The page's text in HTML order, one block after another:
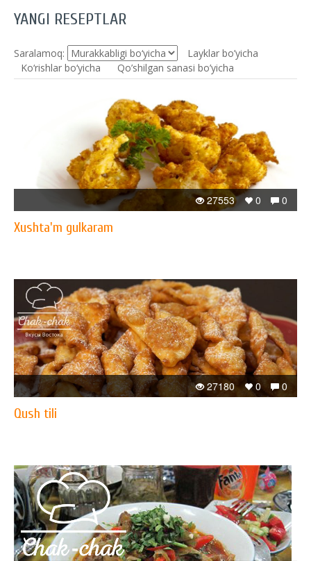
YANGI RESEPTLAR
Saralamoq:
Layklar bo’yicha
Ko‘rishlar bo‘yicha
Qo’shilgan sanasi bo’yicha
0
0
27553
Xushta'm gulkaram
0
0
27180
Qush tili